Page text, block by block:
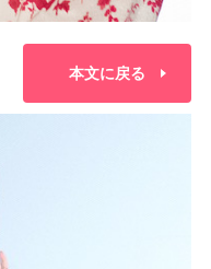
本文に戻る